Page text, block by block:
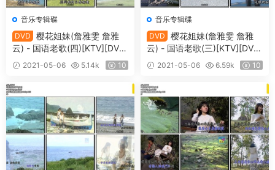
音乐专辑碟
DVD
樱花姐妹(詹雅雯 詹雅
云) - 国语老歌(四)[KTV][DVD
-ISO][2.95G]
2021-05-06 5.14k 10
音乐专辑碟
DVD
樱花姐妹(詹雅雯 詹雅
云) - 国语老歌(三)[KTV][DVD
-ISO][2.95G]
2021-05-06 6.59k 10